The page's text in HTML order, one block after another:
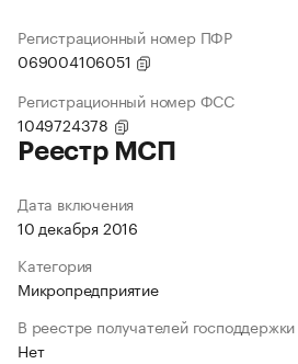
Регистрационный номер ПФР
069004106051
Регистрационный номер ФСС
1049724378
Реестр МСП
Дата включения
10 декабря 2016
Категория
Микропредприятие
В реестре получателей господдержки
Нет